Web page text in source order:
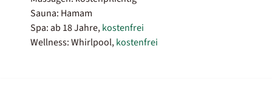
Sauna: Hamam
Spa: ab 18 Jahre,kostenfrei
Wellness: Whirlpool,kostenfrei